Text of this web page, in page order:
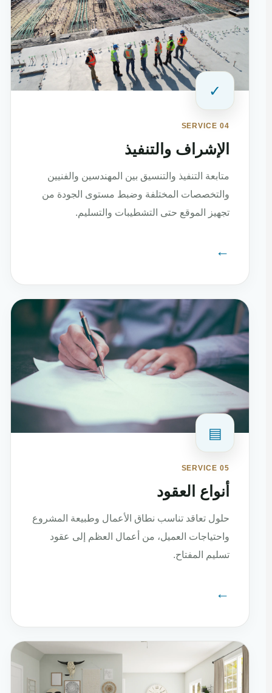
✓
SERVICE 04
الإشراف والتنفيذ
متابعة التنفيذ والتنسيق بين المهندسين والفنيين
والتخصصات المختلفة وضبط مستوى الجودة من
تجهيز الموقع حتى التشطيبات والتسليم.
←
▤
SERVICE 05
أنواع العقود
حلول تعاقد تناسب نطاق الأعمال وطبيعة المشروع
واحتياجات العميل، من أعمال العظم إلى عقود
تسليم المفتاح.
←